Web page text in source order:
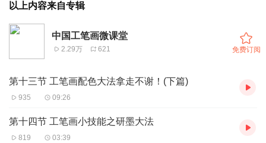
以上内容来自专辑
中国工笔画微课堂
2.29万 621 免费订阅
第十三节 工笔画配色大法拿走不谢！(下篇)
935 09:26
第十四节 工笔画小技能之研墨大法
819 03:39